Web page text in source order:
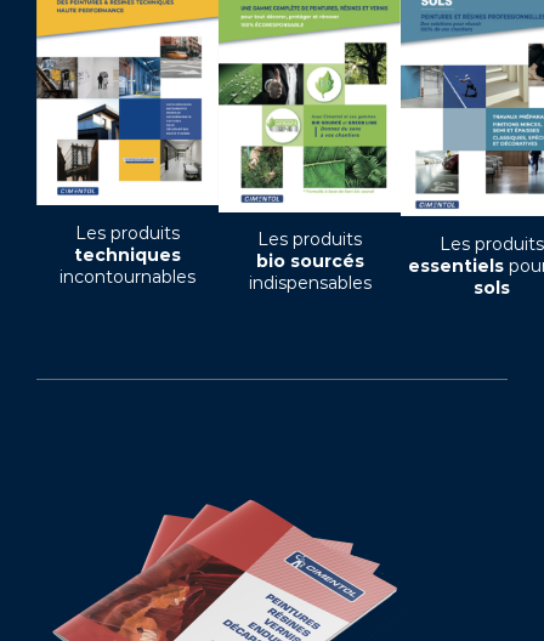
Les produits
techniques
incontournables
Les produits
bio sourcés
indispensables
Les produits
essentiels
sols